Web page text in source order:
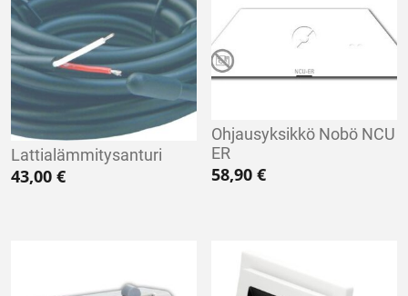
Lattialämmitysanturi
43,00 €
Ohjausyksikkö Nobö NCU
ER
58,90€